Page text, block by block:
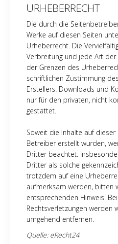
URHEBERRECHT
Die durch die
Werke auf diesen Seiten
Urheberrecht. Die
Verbreitung und jede Art
der Grenzen des
schriftlichen Zustimmung
Erstellers. Downloads und
nur für den privaten, nicht
gestattet.
Soweit die Inhalte auf
Betreiber erstellt wurden,
Dritter beachtet.
Dritter als solche
trotzdem auf eine
aufmerksam werden, bitten
entsprechenden Hinweis.
Rechtsverletzungen werden
umgehend entfernen.
Quelle: eRecht24